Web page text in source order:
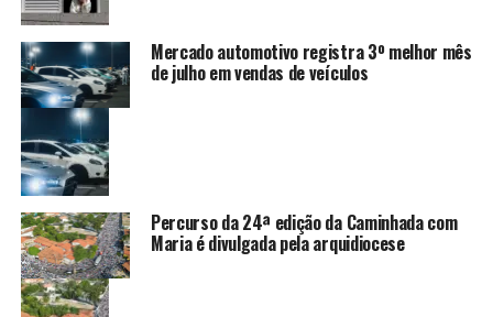
Mercado automotivo registra 3º melhor mês
de julho em vendas de veículos
Percurso da 24ª edição da Caminhada com
Maria é divulgada pela arquidiocese